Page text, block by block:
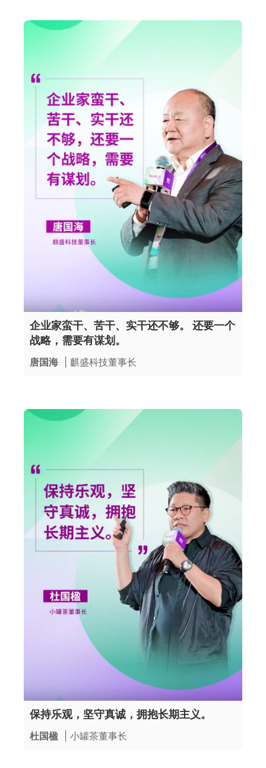
企业家蛮干、苦干、实干还不够。 还要一个
战略，需要有谋划。
唐国海 | 麒盛科技董事长
保持乐观，坚守真诚，拥抱长期主义。
杜国楹 | 小罐茶董事长